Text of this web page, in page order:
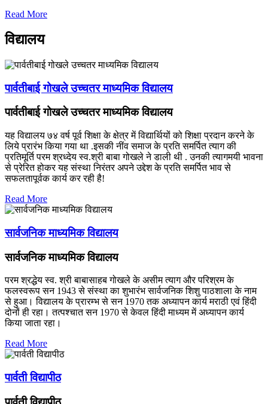
Read More
विद्यालय
पार्वतीबाई गोखले उच्चतर माध्यमिक विद्यालय
पार्वतीबाई गोखले उच्चतर माध्यमिक विद्यालय
यह विद्यालय ७४ वर्ष पूर्व शिक्षा के क्षेत्र में विद्यार्थियों को शिक्षा प्रदान करने के
लिये प्रारंभ किया गया था .इसकी नींव समाज के प्रति समर्पित त्याग की
प्रतिमूर्ति परम श्रध्देय स्व.श्री बाबा गोखले ने डाली थी . उनकी त्यागमयी भावना
से प्रेरित होकर यह संस्था निरंतर अपने उद्देश के प्रति समर्पित भाव से
सफलतापूर्वक कार्य कर रही है!
Read More
सार्वजनिक माध्यमिक विद्यालय
सार्वजनिक माध्यमिक विद्यालय
परम श्रद्धेय स्व. श्री बाबासाहब गोखले के असीम त्याग और परिश्रम के
फलस्वरूप सन 1943 से संस्था का शुभारंभ सार्वजनिक शिशु पाठशाला के नाम
से हुआ। विद्यालय के प्रारम्भ से सन 1970 तक अध्यापन कार्य मराठी एवं हिंदी
दोनों ही रहा। तत्पश्चात सन 1970 से केवल हिंदी माध्यम में अध्यापन कार्य
किया जाता रहा।
Read More
पार्वती विद्यापीठ